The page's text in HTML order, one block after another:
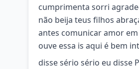
cumprimenta sorri
não beija teus filhos
antes comunicar amor
ouve essa is aqui é bem
disse sério sério eu disse